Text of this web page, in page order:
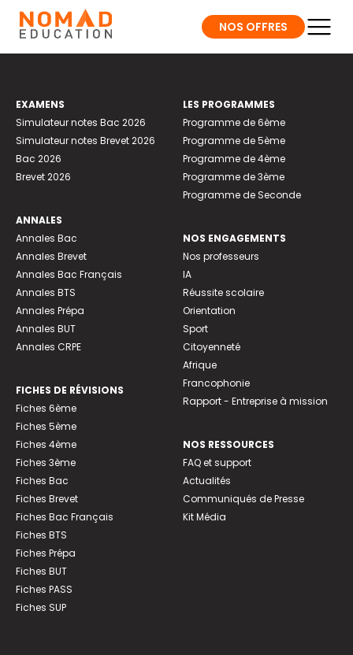
NOS OFFRES
EXAMENS
Simulateur notes Bac 2026
Simulateur notes Brevet 2026
Bac 2026
Brevet 2026
ANNALES
Annales Bac
Annales Brevet
Annales Bac Français
Annales BTS
Annales Prépa
Annales BUT
Annales CRPE
FICHES DE RÉVISIONS
Fiches 6ème
Fiches 5ème
Fiches 4ème
Fiches 3ème
Fiches Bac
Fiches Brevet
Fiches Bac Français
Fiches BTS
Fiches Prépa
Fiches BUT
Fiches PASS
Fiches SUP
LES PROGRAMMES
Programme de 6ème
Programme de 5ème
Programme de 4ème
Programme de 3ème
Programme de Seconde
NOS ENGAGEMENTS
Nos professeurs
IA
Réussite scolaire
Orientation
Sport
Citoyenneté
Afrique
Francophonie
Rapport - Entreprise à mission
NOS RESSOURCES
FAQ et support
Actualités
Communiqués de Presse
Kit Média